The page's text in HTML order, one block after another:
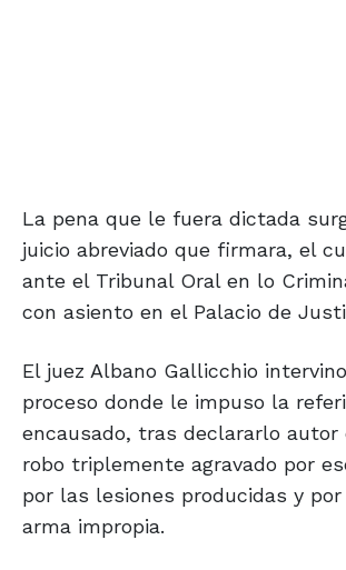
La pena que le fuera dictada
juicio abreviado que firmara, el
ante el Tribunal Oral en lo
con asiento en el Palacio de
El juez Albano Gallicchio
proceso donde le impuso la
encausado, tras declararlo autor
robo triplemente agravado por
por las lesiones producidas y
arma impropia.